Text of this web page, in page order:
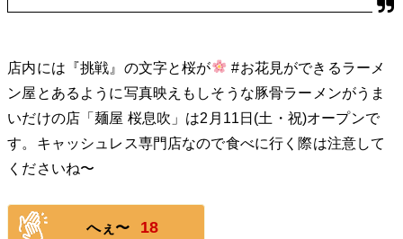
店内には『挑戦』の文字と桜が
#お花見ができるラーメ
ン屋とあるように写真映えもしそうな豚骨ラーメンがうま
いだけの店「麺屋 桜息吹」は2月11日(土・祝)オープンで
す。キャッシュレス専門店なので食べに行く際は注意して
くださいね〜
へぇ〜 18